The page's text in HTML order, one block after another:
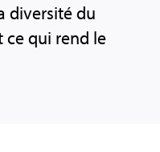
diversité du
ce qui rend le